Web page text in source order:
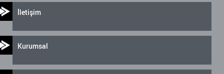
İletişim
Kurumsal